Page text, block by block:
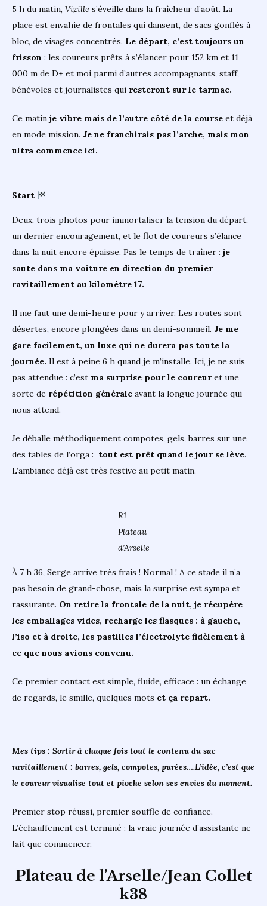
5 h du matin, Vizille s’éveille dans la fraîcheur d’août. La
place est envahie de frontales qui dansent, de sacs gonflés à
bloc, de visages concentrés. Le départ, c’est toujours un
frisson : les coureurs prêts à s’élancer pour 152 km et 11
000 m de D+ et moi parmi d’autres accompagnants, staff,
bénévoles et journalistes qui resteront sur le tarmac.
Ce matin je vibre mais de l’autre côté de la course et déjà
en mode mission. Je ne franchirais pas l’arche, mais mon
ultra commence ici.
Start
Deux, trois photos pour immortaliser la tension du départ,
un dernier encouragement, et le flot de coureurs s’élance
dans la nuit encore épaisse. Pas le temps de traîner : je
saute dans ma voiture en direction du premier
ravitaillement au kilomètre 17.
Il me faut une demi-heure pour y arriver. Les routes sont
désertes, encore plongées dans un demi-sommeil. Je me
gare facilement, un luxe qui ne durera pas toute la
journée. Il est à peine 6 h quand je m’installe. Ici, je ne suis
pas attendue : c’est ma surprise pour le coureuret une
sorte de répétition générale avant la longue journée qui
nous attend.
Je déballe méthodiquement compotes, gels, barres sur une
des tables de l’orga : tout est prêt quand le jour se lève.
L’ambiance déjà est très festive au petit matin.
R1
Plateau
d’Arselle
À 7 h 36, Serge arrive très frais ! Normal ! A ce stade il n’a
pas besoin de grand-chose, mais la surprise est sympa et
rassurante. On retire la frontale de la nuit, je récupère
les emballages vides, recharge les flasques : à gauche,
l’iso et à droite, les pastilles l’électrolyte fidèlement à
ce que nous avions convenu.
Ce premier contact est simple, fluide, efficace : un échange
de regards, le smille, quelques mots et ça repart.
Mes tips : Sortir à chaque fois tout le contenu du sac
ravitaillement : barres, gels, compotes, purées….L’idée, c’est que
le coureur visualise tout et pioche selon ses envies du moment.
Premier stop réussi, premier souffle de confiance.
L’échauffement est terminé : la vraie journée d’assistante ne
fait que commencer.
Plateau de l’Arselle/Jean Collet
k38